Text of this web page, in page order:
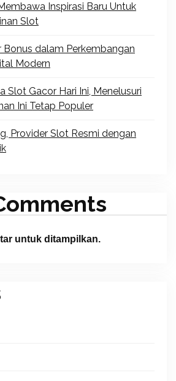
Inspirasi Baru Untuk
Slot
Bonus dalam Perkembangan
Modern
Slot Gacor Hari Ini, Menelusuri
Ini Tetap Populer
Provider Slot Resmi dengan
untuk ditampilkan.